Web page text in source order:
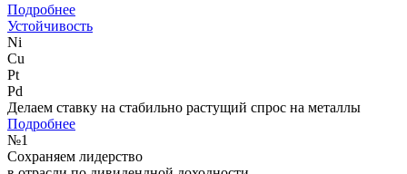
Подробнее
Устойчивость
Ni
Cu
Pt
Pd
Делаем ставку на стабильно растущий спрос на металлы
Подробнее
№1
Сохраняем лидерство